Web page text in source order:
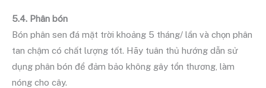
5.4. Phân bón
Bón phân sen đá mặt trời khoảng 5 tháng/ lần và chọn phân
tan chậm có chất lượng tốt. Hãy tuân thủ hướng dẫn sử
dụng phân bón để đảm bảo không gây tổn thương, làm
nóng cho cây.